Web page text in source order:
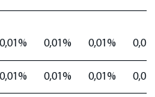
0,01% 0,01% 0,01%
0,01% 0,01% 0,01%